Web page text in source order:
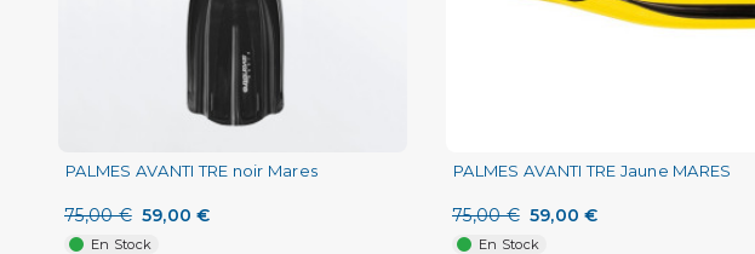
PALMES AVANTI TRE noir Mares
75,00 € 59,00 €
En Stock
PALMES AVANTI TRE Jaune MARES
75,00 € 59,00 €
En Stock